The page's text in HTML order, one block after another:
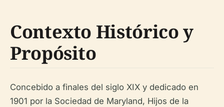
Contexto Histórico y
Propósito
Concebido a finales del siglo XIX y dedicado en
1901 por la Sociedad de Maryland, Hijos de la